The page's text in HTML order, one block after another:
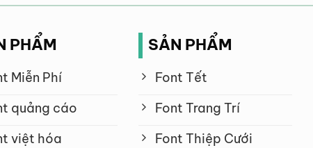
PHẨM
Miễn Phí
quảng cáo
việt hóa
SẢN PHẨM
Font Tết
Font Trang Trí
Font Thiệp Cưới